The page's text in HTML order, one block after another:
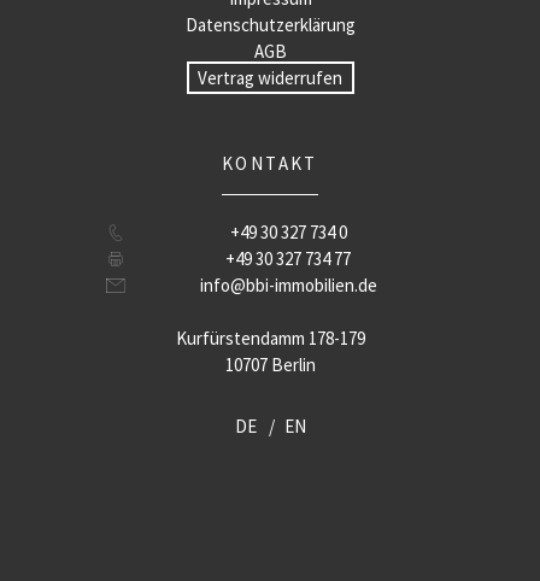
Datenschutzerklärung
AGB
Vertrag widerrufen
KONTAKT
+49 30 327 734 0
+49 30 327 734 77
info@bbi-immobilien.de
Kurfürstendamm 178-179
10707 Berlin
DE EN